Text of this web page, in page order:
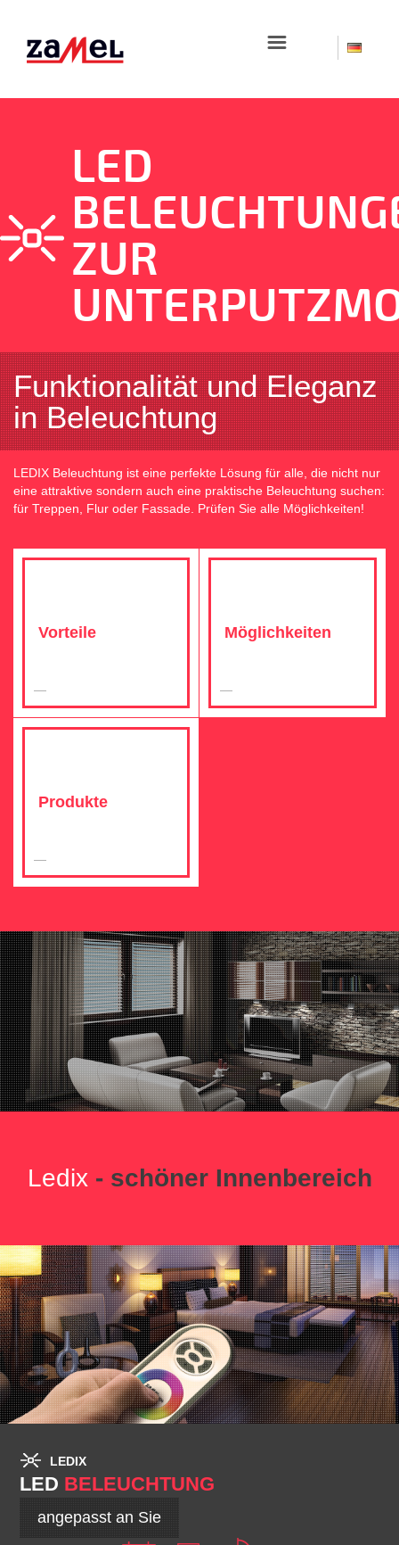
☰
LED
ZUR
Funktionalität und Eleganz
in Beleuchtung
LEDIX Beleuchtung ist eine perfekte Lösung für alle, die nicht nur
eine attraktive sondern auch eine praktische Beleuchtung suchen:
für Treppen, Flur oder Fassade. Prüfen Sie alle Möglichkeiten!
Vorteile Möglichkeiten
Produkte
Ledix - schöner Innenbereich
LEDIX
LED BELEUCHTUNG
angepasst an Sie